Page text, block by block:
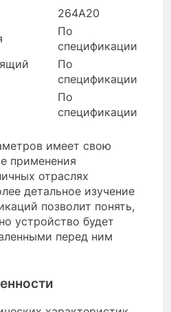
264A20
По
спецификации
По
спецификации
По
спецификации
имеет свою
применения
отраслях
детальное изучение
позволит понять,
устройство будет
перед ним